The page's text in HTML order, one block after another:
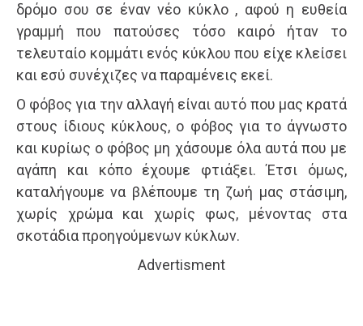
δρόμο σου σε έναν νέο κύκλο , αφού η ευθεία
γραμμή που πατούσες τόσο καιρό ήταν το
τελευταίο κομμάτι ενός κύκλου που είχε κλείσει
και εσύ συνέχιζες να παραμένεις εκεί.
Ο φόβος για την αλλαγή είναι αυτό που μας κρατά
στους ίδιους κύκλους, ο φόβος για το άγνωστο
και κυρίως ο φόβος μη χάσουμε όλα αυτά που με
αγάπη και κόπο έχουμε φτιάξει. Έτσι όμως,
καταλήγουμε να βλέπουμε τη ζωή μας στάσιμη,
χωρίς χρώμα και χωρίς φως, μένοντας στα
σκοτάδια προηγούμενων κύκλων.
Advertisment